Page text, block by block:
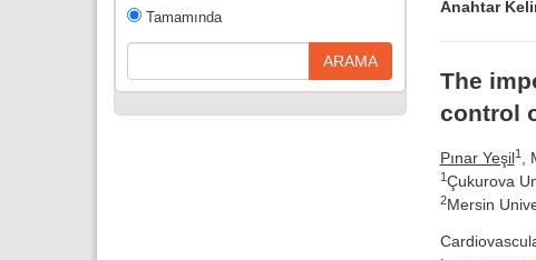
Tamamında
Anahtar
The
control
Pınar Yeşil1,
1Çukurova
2Mersin